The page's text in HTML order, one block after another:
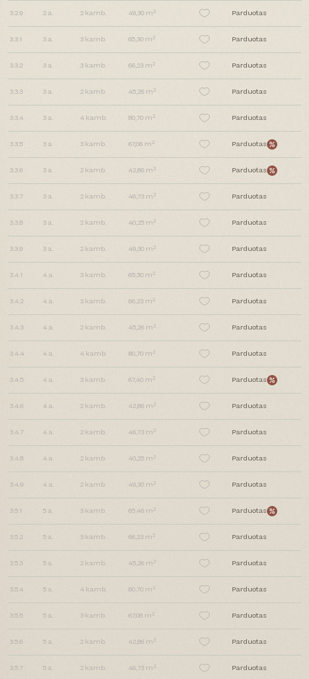
3.2.9 2 a. 2 kamb. 49,30 m2 Parduotas
3.3.1 3 a. 3 kamb. 65,30 m2 Parduotas
3.3.2 3 a. 3 kamb. 66,23 m2 Parduotas
3.3.3 3 a. 2 kamb. 45,26 m2 Parduotas
3.3.4 3 a. 4 kamb. 80,70 m2 Parduotas
3.3.5 3 a. 3 kamb. 67,06 m2 Parduotas
3.3.6 3 a. 2 kamb. 42,86 m2 Parduotas
3.3.7 3 a. 2 kamb. 46,73 m2 Parduotas
3.3.8 3 a. 2 kamb. 40,25 m2 Parduotas
3.3.9 3 a. 2 kamb. 49,30 m2 Parduotas
3.4.1 4 a. 3 kamb. 65,30 m2 Parduotas
3.4.2 4 a. 3 kamb. 66,23 m2 Parduotas
3.4.3 4 a. 2 kamb. 45,26 m2 Parduotas
3.4.4 4 a. 4 kamb. 80,70 m2 Parduotas
3.4.5 4 a. 3 kamb. 67,40 m2 Parduotas
3.4.6 4 a. 2 kamb. 42,86 m2 Parduotas
3.4.7 4 a. 2 kamb. 46,73 m2 Parduotas
3.4.8 4 a. 2 kamb. 40,25 m2 Parduotas
3.4.9 4 a. 2 kamb. 49,30 m2 Parduotas
3.5.1 5 a. 3 kamb. 65,46 m2 Parduotas
3.5.2 5 a. 3 kamb. 66,23 m2 Parduotas
3.5.3 5 a. 2 kamb. 45,26 m2 Parduotas
3.5.4 5 a. 4 kamb. 80,70 m2 Parduotas
3.5.5 5 a. 3 kamb. 67,08 m 2 Parduotas
3.5.6 5 a. 2 kamb. 42,86 m2 Parduotas
3.5.7 5 a. 2 kamb. 46,73 m 2 Parduotas